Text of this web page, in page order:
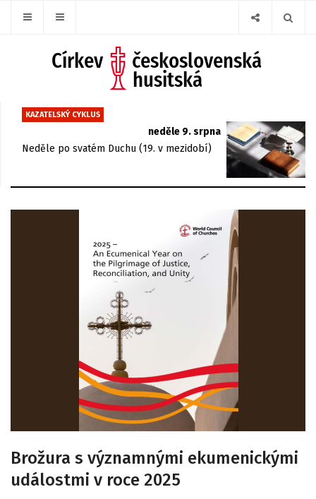
KAZATELSKÝ CYKLUS
neděle 9. srpna
Neděle po svatém Duchu (19. v mezidobí)
Brožura s významnými ekumenickými
událostmi v roce 2025